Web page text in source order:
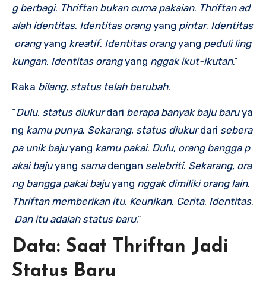
g berbagi. Thriftan bukan cuma pakaian. Thriftan ad
alah identitas. Identitas orangyang pintar. Identitas
orangyang kreatif. Identitas orangyang peduli ling
kungan. Identitas orangyang nggak ikut-ikutan.”
Raka bilang, status telah berubah.
“Dulu, status diukurdari berapa banyak baju baruya
ng kamu punya. Sekarang, status diukurdari sebera
pa unik bajuyang kamu pakai. Dulu, orang bangga p
akai bajuyang samadengan selebriti. Sekarang, ora
ng bangga pakai bajuyang nggak dimiliki orang lain.
Thriftan memberikan itu. Keunikan. Cerita. Identitas.
Dan itu adalah status baru.”
Data: Saat Thriftan Jadi
Status Baru